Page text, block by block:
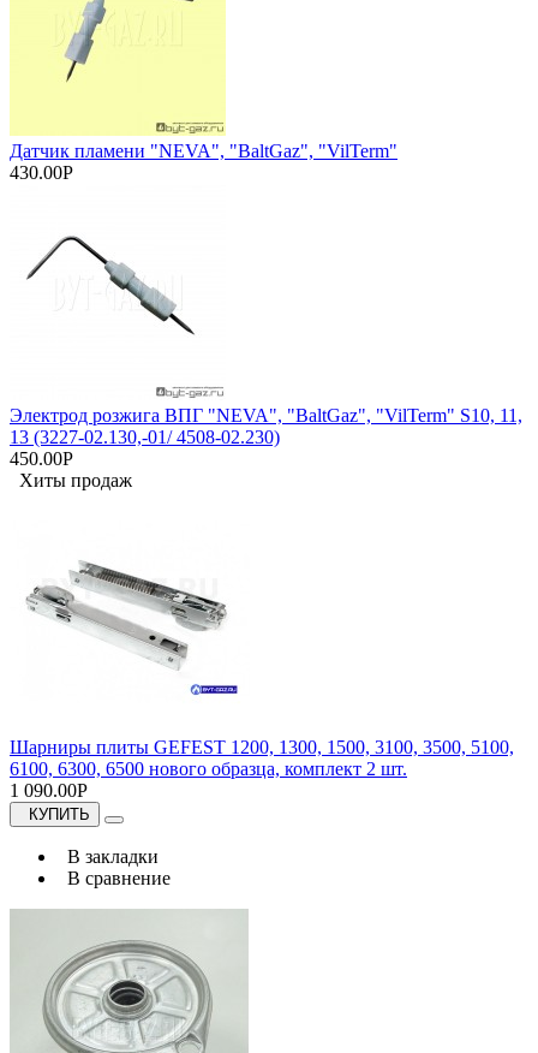
Датчик пламени "NEVA", "BaltGaz", "VilTerm"
430.00Р
Электрод розжига ВПГ "NEVA", "BaltGaz", "VilTerm" S10, 11,
13 (3227-02.130,-01/ 4508-02.230)
450.00Р
Хиты продаж
Шарниры плиты GEFEST 1200, 1300, 1500, 3100, 3500, 5100,
6100, 6300, 6500 нового образца, комплект 2 шт.
1 090.00Р
КУПИТЬ
В закладки
В сравнение